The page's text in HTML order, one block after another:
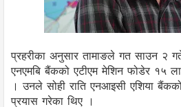
प्रहरीका अनुसार तामाङले गत साउन २
एनएमबि बैंकको एटीएम मेशिन फोडेर १५
। उनले सोही राति एनआइसी एशिया
प्रयास गरेका थिए ।